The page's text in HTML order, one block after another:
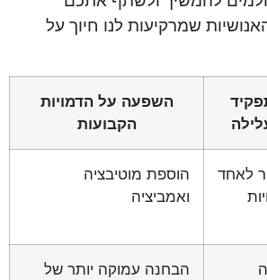
שמרקיעות לנו חיוך על
השפעה על הדמויות
הקבועות
לאחד
הוספת מוטיבציה
ואמביציה
הבחנה עמוקה יותר של